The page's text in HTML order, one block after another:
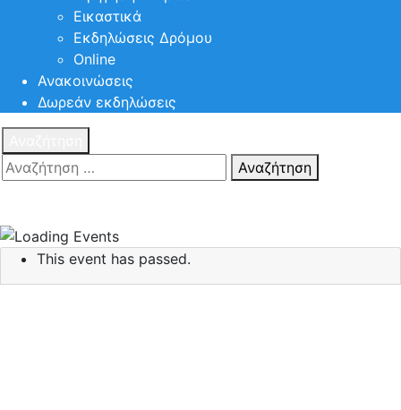
Εικαστικά
Εκδηλώσεις Δρόμου
Online
Ανακοινώσεις
Δωρεάν εκδηλώσεις
Αναζήτηση
This event has passed.